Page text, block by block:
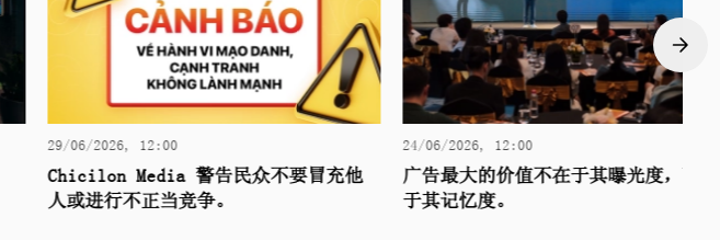
29/06/2026, 12:00
Chicilon Media 警告民众不要冒充他
人或进行不正当竞争。
24/06/2026, 12:00
广告最大的价值不在于其曝光度，而在
于其记忆度。